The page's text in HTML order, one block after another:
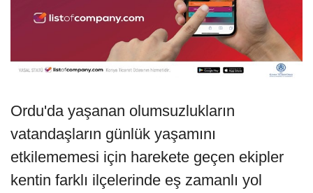
Ordu'da yaşanan olumsuzlukların
vatandaşların günlük yaşamını
etkilememesi için harekete geçen ekipler
kentin farklı ilçelerinde eş zamanlı yol